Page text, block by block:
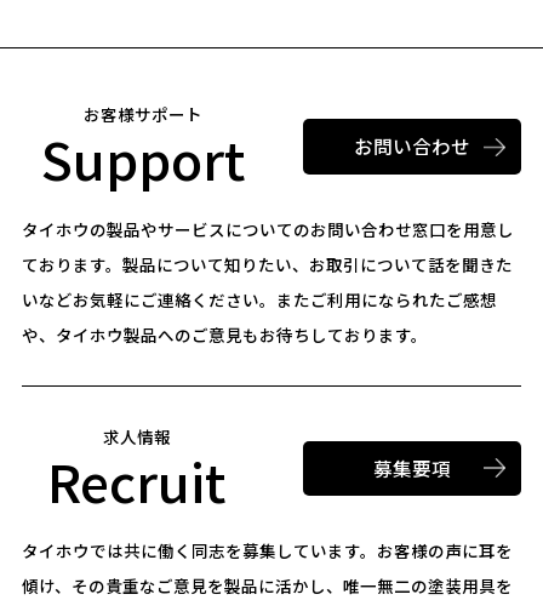
お客様サポート
Support お問い合わせ
タイホウの製品やサービスについてのお問い合わせ窓口を用意し
ております。 製品について知りたい、お取引について話を聞きた
いなどお気軽にご連絡ください。 またご利用になられたご感想
や、タイホウ製品へのご意見もお待ちしております。
求人情報
Recruit 募集要項
タイホウでは共に働く同志を募集しています。 お客様の声に耳を
傾け、その貴重なご意見を製品に活かし、唯一無二の塗装用具を